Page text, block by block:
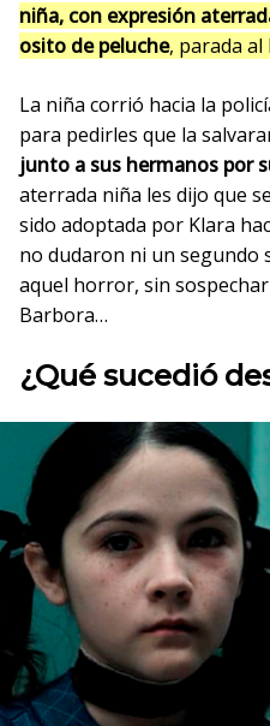
niña, con expresión
osito de peluche, parada al
La niña corrió hacia la
para pedirles que la
junto a sus hermanos por
aterrada niña les dijo que
sido adoptada por Klara
no dudaron ni un segundo
aquel horror, sin
Barbora…
¿Qué sucedió